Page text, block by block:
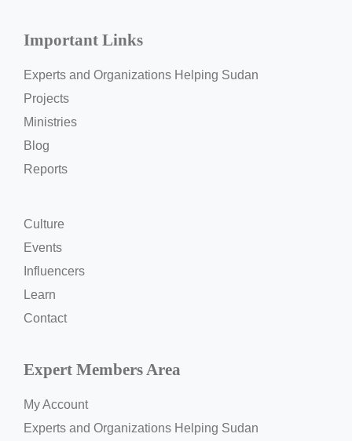
Important Links
Experts and Organizations Helping Sudan
Projects
Ministries
Blog
Reports
Culture
Events
Influencers
Learn
Contact
Expert Members Area
My Account
Experts and Organizations Helping Sudan